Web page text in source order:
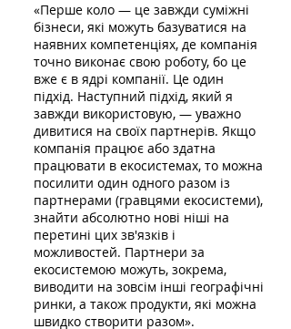
«Перше коло — це завжди суміжні
бізнеси, які можуть базуватися на
наявних компетенціях, де компанія
точно виконає свою роботу, бо це
вже є в ядрі компанії. Це один
підхід. Наступний підхід, який я
завжди використовую, — уважно
дивитися на своїх партнерів. Якщо
компанія працює або здатна
працювати в екосистемах, то можна
посилити один одного разом із
партнерами (гравцями екосистеми),
знайти абсолютно нові ніші на
перетині цих зв'язків і
можливостей. Партнери за
екосистемою можуть, зокрема,
виводити на зовсім інші географічні
ринки, а також продукти, які можна
швидко створити разом».